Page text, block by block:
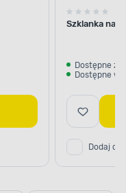
Szklanka na
Dostępne z
Dostępne w
Dodaj do